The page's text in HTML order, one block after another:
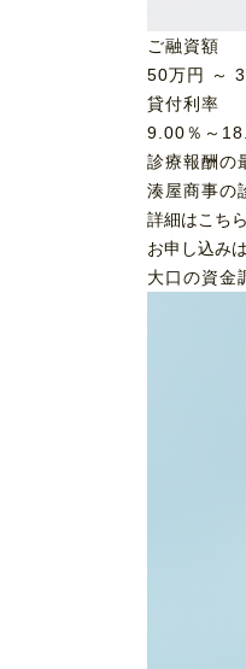
ご融資額
50万円 ～
貸付利率
9.00％～
診療報酬の
湊屋商事の
詳細はこちら
お申し込み
大口の資金